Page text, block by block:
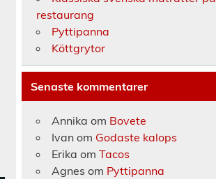
restaurang
Pyttipanna
Köttgrytor
Senaste kommentarer
Annika om Bovete
Ivan om Godaste kalops
Erika omTacos
Agnes om Pyttipanna